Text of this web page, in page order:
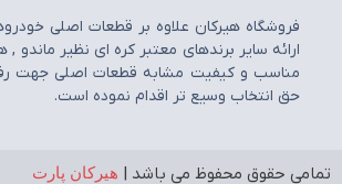
فروشگاه هيرکان علاوه بر قطعات اصلي
ارائه ساير برندهاي معتبر کره اي نظير ماندو
مناسب و کيفيت مشابه قطعات اصلي جهت
حق انتخاب وسيع تر اقدام نموده است.
تمامی حقوق محفوظ می باشد | هیرکان پارت